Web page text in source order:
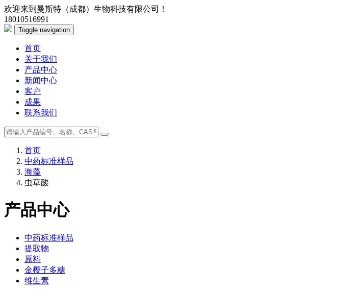
欢迎来到曼斯特（成都）生物科技有限公司！
18010516991
Toggle navigation
首页
关于我们
产品中心
新闻中心
客户
成果
联系我们
首页
中药标准样品
海藻
虫草酸
产品中心
中药标准样品
提取物
原料
金樱子多糖
维生素